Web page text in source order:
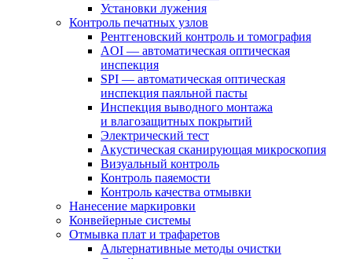
Установки лужения
Контроль печатных узлов
Рентгеновский контроль и томография
AOI — автоматическая оптическая
инспекция
SPI — автоматическая оптическая
инспекция паяльной пасты
Инспекция выводного монтажа
и влагозащитных покрытий
Электрический тест
Акустическая сканирующая микроскопия
Визуальный контроль
Контроль паяемости
Контроль качества отмывки
Нанесение маркировки
Конвейерные системы
Отмывка плат и трафаретов
Альтернативные методы очистки